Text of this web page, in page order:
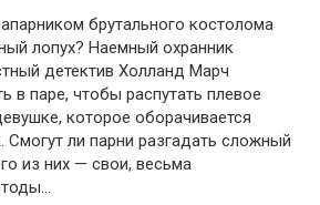
брутального костолома
лопух? Наемный охранник
детектив Холланд Марч
в паре, чтобы распутать плевое
которое оборачивается
Смогут ли парни разгадать сложный
из них — свои, весьма